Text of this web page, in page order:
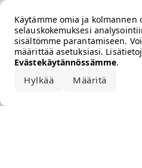
Käytämme omia ja kolmannen
selauskokemuksesi
sisältömme parantamiseen.
määrittää asetuksiasi.
Evästekäytännössämme.
Hylkää Määritä
Error